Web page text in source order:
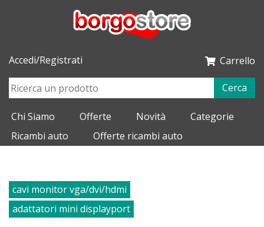
Accedi/Registrati Carrello
Cerca
Chi Siamo Offerte Novità
Categorie
Ricambi auto
Offerte ricambi auto
cavi monitor vga/dvi/hdmi
adattatori mini displayport